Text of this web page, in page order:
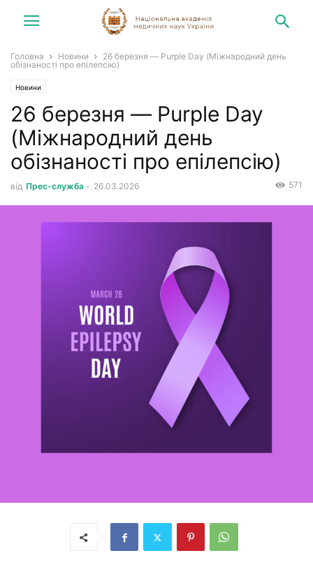
Головна Новини
26 березня — Purple Day (Міжнародний день
обізнаності про епілепсію)
Новини
26 березня — Purple Day
(Міжнародний день
обізнаності про епілепсію)
від Прес-служба - 26.03.2026 571